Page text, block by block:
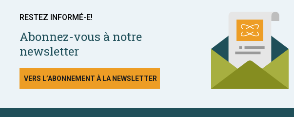
RESTEZ INFORMÉ-E!
Abonnez-vous à notre
newsletter
VERS L’ABONNEMENT À LA NEWSLETTER